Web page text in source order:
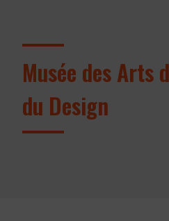
Musée des Arts
du Design